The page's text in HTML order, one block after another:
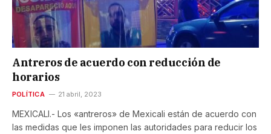
Antreros de acuerdo con reducción de
horarios
POLÍTICA 21 abril, 2023
MEXICALI.- Los «antreros» de Mexicali están de acuerdo con
las medidas que les imponen las autoridades para reducir los